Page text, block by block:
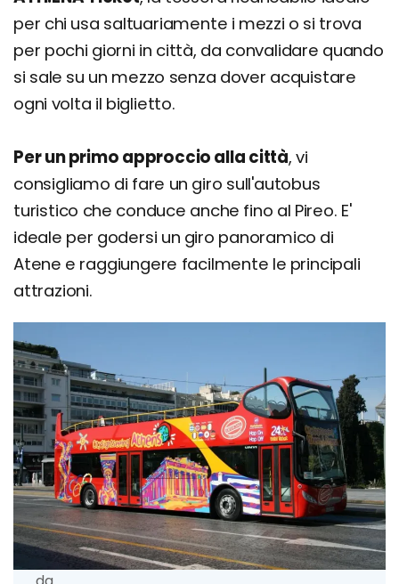
per chi usa saltuariamente i mezzi o si trova
per pochi giorni in città, da convalidare quando
si sale su un mezzo senza dover acquistare
ogni volta il biglietto.
Per un primo approccio alla città, vi
consigliamo di fare un giro sull'autobus
turistico che conduce anche fino al Pireo. E'
ideale per godersi un giro panoramico di
Atene e raggiungere facilmente le principali
attrazioni.